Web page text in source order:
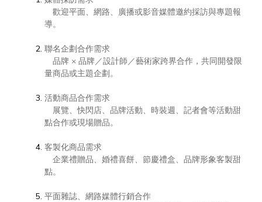
歡迎平面、網路、廣播或影音媒體邀約採訪與專題報
導。
聯名企劃合作需求
品牌 × 品牌／設計師／藝術家跨界合作，共同開發限
量商品或主題企劃。
活動商品合作需求
展覽、快閃店、品牌活動、時裝週、記者會等活動甜
點合作或現場贈品。
客製化商品需求
企業禮贈品、婚禮喜餅、節慶禮盒、品牌形象客製甜
點。
平面雜誌、網路媒體行銷合作